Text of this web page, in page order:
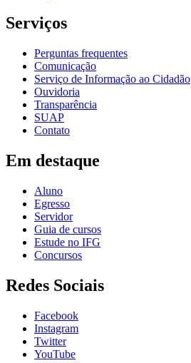
Serviços
Perguntas frequentes
Comunicação
Serviço de Informação ao Cidadão
Ouvidoria
Transparência
SUAP
Contato
Em destaque
Aluno
Egresso
Servidor
Guia de cursos
Estude no IFG
Concursos
Redes Sociais
Facebook
Instagram
Twitter
YouTube